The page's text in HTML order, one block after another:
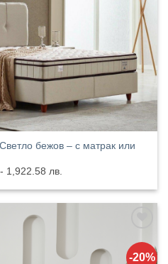
бежов – с матрак или
1,922.58 лв.
-20%
към
списъка с